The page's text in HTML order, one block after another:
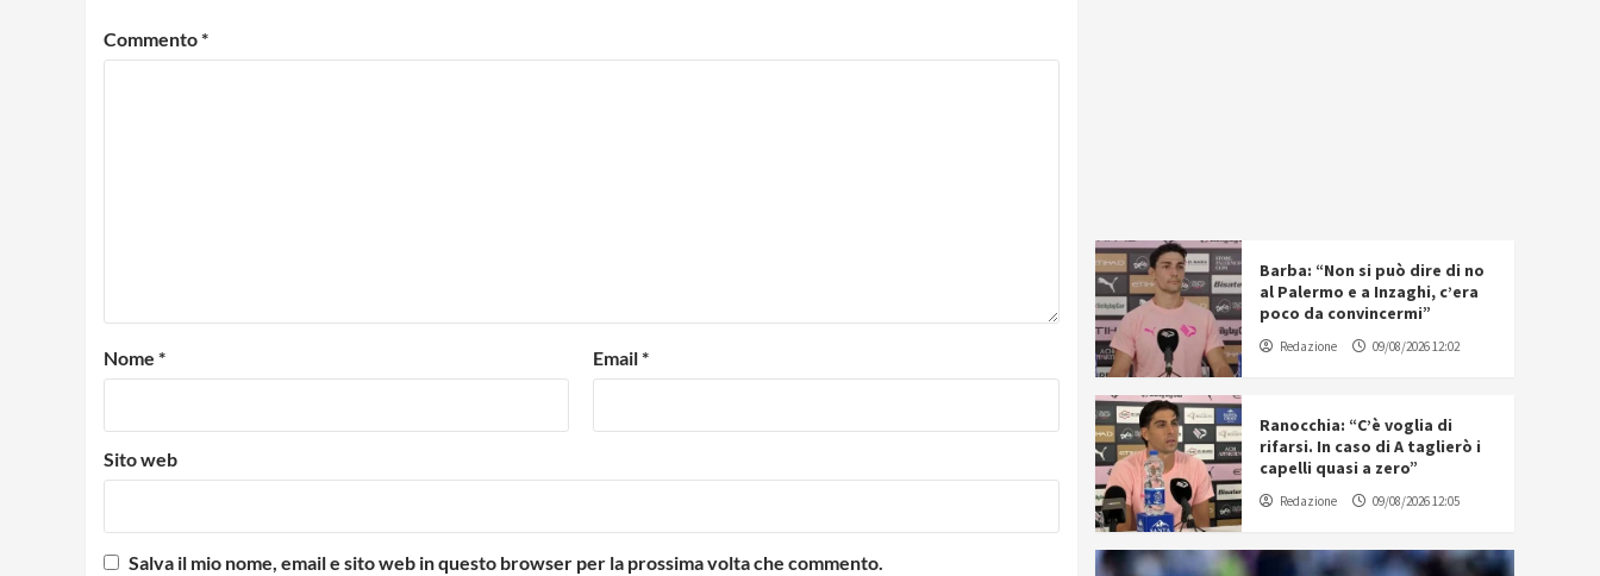
Commento*
Nome * Email*
Sito web
Salva il mio nome, email e sito web in questo browser per la prossima volta che commento.
Barba: “Non si può dire di no
al Palermo e a Inzaghi, c’era
poco da convincermi”
Redazione 09/08/2026 12:02
Ranocchia: “C’è voglia di
rifarsi. In caso di A taglierò i
capelli quasi a zero”
Redazione 09/08/2026 12:05